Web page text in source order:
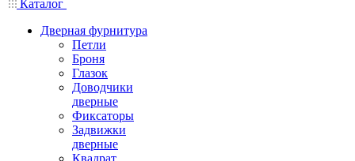
Каталог
Дверная фурнитура
Петли
Броня
Глазок
Доводчики
дверные
Фиксаторы
Задвижки
дверные